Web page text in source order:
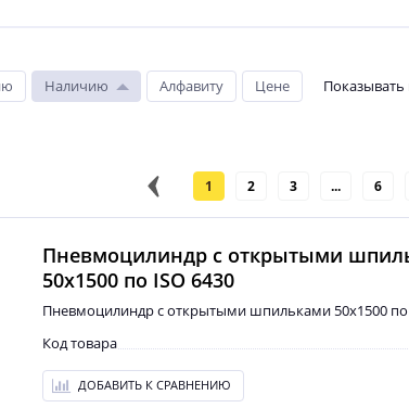
Наличию Алфавиту Цене Показывать
1 2 3 ... 6
Пневмоцилиндр с открытыми
50x1500 по ISO 6430
Пневмоцилиндр с открытыми шпильками 50x1500 по
Код товара
ДОБАВИТЬ К СРАВНЕНИЮ